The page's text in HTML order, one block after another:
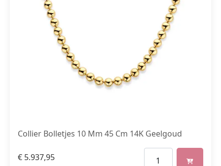
Collier Bolletjes 10 Mm 45 Cm 14K Geelgoud
€ 5.937,95